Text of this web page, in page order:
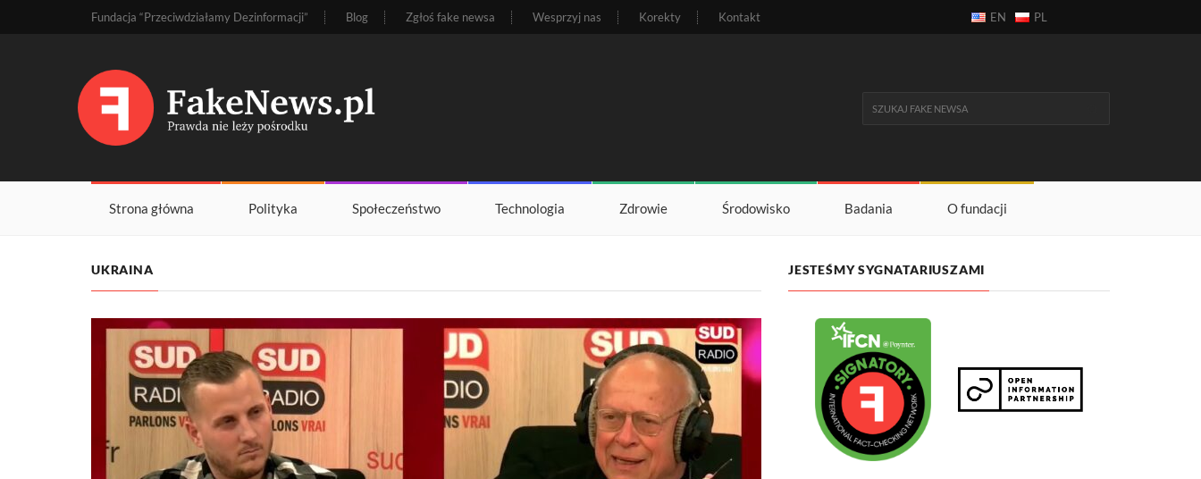
Fundacja “Przeciwdziałamy Dezinformacji” Blog Zgłoś fake newsa Wesprzyj nas Korekty Kontakt EN PL
Strona główna Polityka Społeczeństwo Technologia Zdrowie Środowisko Badania O fundacji
UKRAINA JESTEŚMY SYGNATARIUSZAMI